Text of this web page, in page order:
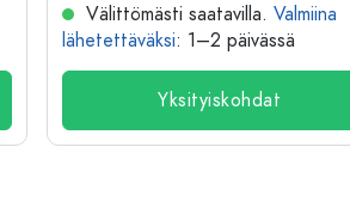
Välittömästi saatavilla. Valmiina
lähetettäväksi: 1–2 päivässä
Yksityiskohdat